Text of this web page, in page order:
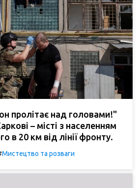
пролітає над головами!"
– місті з населенням
в 20 км від лінії фронту.
Мистецтво та розваги